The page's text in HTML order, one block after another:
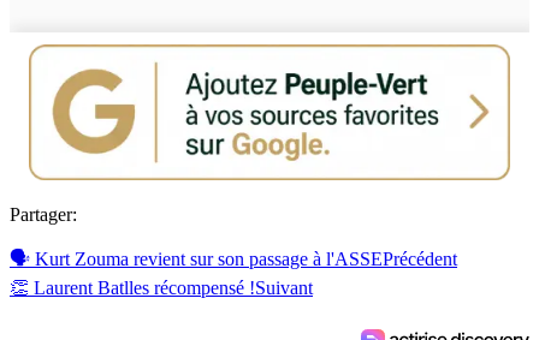
Partager:
🗣 Kurt Zouma revient sur son passage à l'ASSEPrécédent
👏 Laurent Batlles récompensé !Suivant